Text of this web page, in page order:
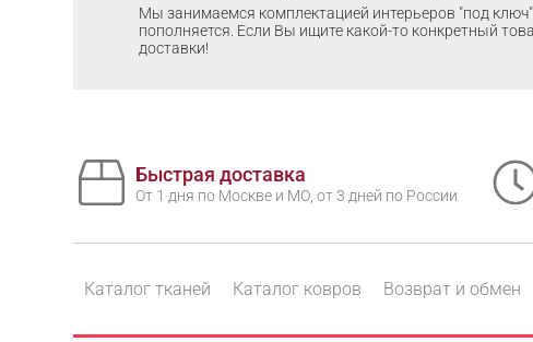
Мы занимаемся комплектацией интерьеров "под
пополняется. Если Вы ищите какой-то конкретный
доставки!
Быстрая доставка
От 1 дня по Москве и МО, от 3 дней по России
Каталог тканей Каталог ковров Возврат и обмен